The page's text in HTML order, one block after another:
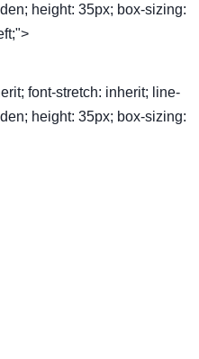
height: 35px; box-sizing:
font-stretch: inherit; line-
height: 35px; box-sizing: